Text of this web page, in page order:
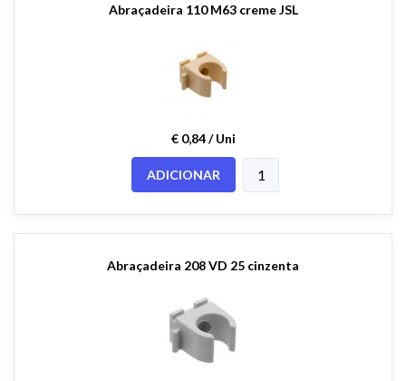
Abraçadeira 110 M63 creme JSL
€ 0,84 / Uni
ADICIONAR
Abraçadeira 208 VD 25 cinzenta